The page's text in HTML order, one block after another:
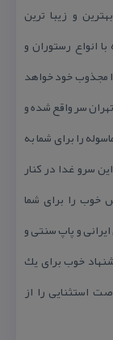
و زیبا ترین
انواع رستوران و
مجذوب خود خواهد
۱۰۰۰۰ متر مربع در تهران سر واقع شده و
را برای شما به
سرو غدا در كنار
خوب را برای شما
و پاپ سنتی و
خوب برای یك
استثنایی را از